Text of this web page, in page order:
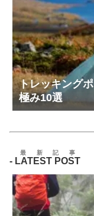
トレッキング
極み10選
- LATEST POST
最新記事